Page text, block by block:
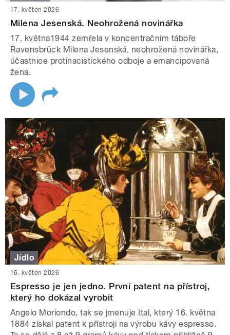
17. květen 2026
Milena Jesenská. Neohrožená novinářka
17. května1944 zemřela v koncentračním táboře
Ravensbrück Milena Jesenská, neohrožená novinářka,
účastnice protinacistického odboje a emancipovaná
žena.
Jídlo
16. květen 2026
Espresso je jen jedno. První patent na přístroj,
který ho dokázal vyrobit
Angelo Moriondo, tak se jmenuje Ital, který 16. května
1884 získal patent k přístroji na výrobu kávy espresso.